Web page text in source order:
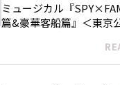
ミュージカル『
篇&豪華客船篇』＜東京